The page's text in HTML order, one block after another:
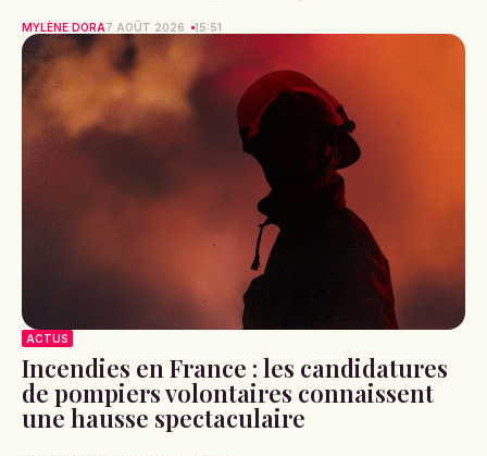
MYLÈNE DORA7 AOÛT 2026 15:51
ACTUS
Incendies en France : les candidatures
de pompiers volontaires connaissent
une hausse spectaculaire